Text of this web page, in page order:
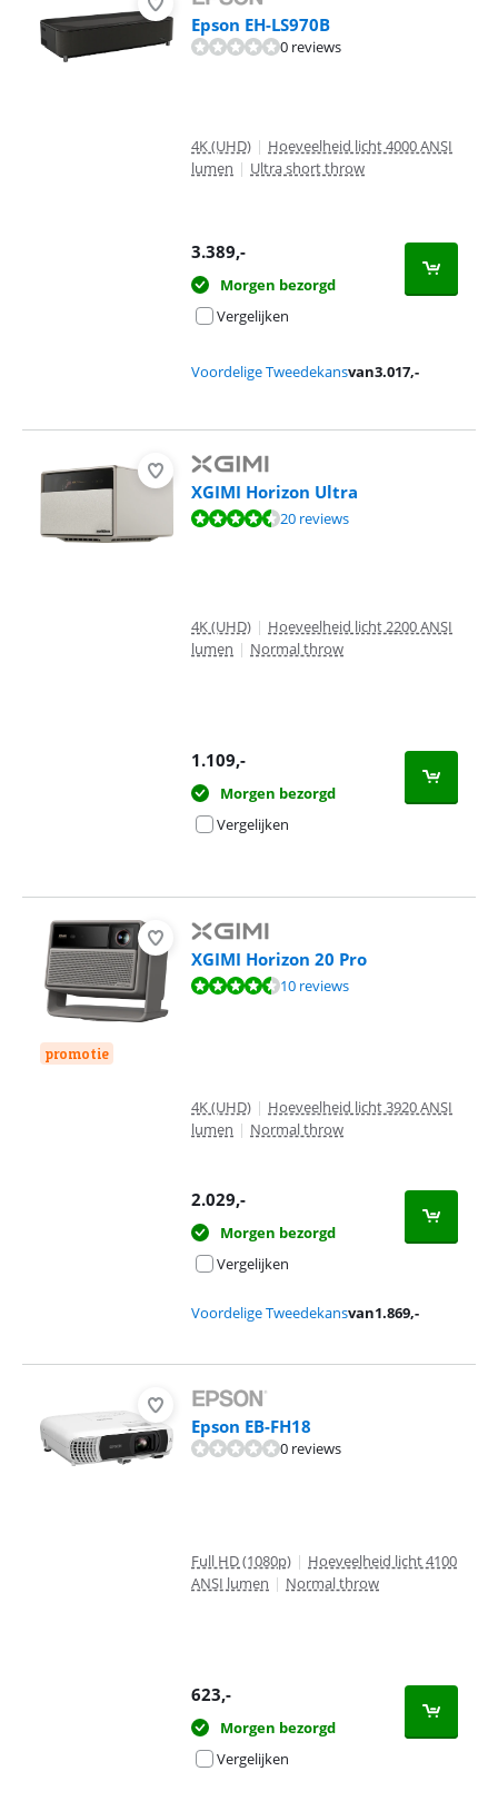
Epson EH-LS970B
0 reviews
4K (UHD) | Hoeveelheid licht 4000 ANSI
lumen | Ultra short throw
3.389,-
Morgen bezorgd
Vergelijken
Voordelige Tweedekansvan3.017,-
XGIMI Horizon Ultra
Beoordeling is 9,1 van de 10, gebaseerd op 20 reviews.
20 reviews
4K (UHD) | Hoeveelheid licht 2200 ANSI
lumen | Normal throw
1.109,-
Morgen bezorgd
Vergelijken
promotie
XGIMI Horizon 20 Pro
Beoordeling is 9,0 van de 10, gebaseerd op 10 reviews.
10 reviews
4K (UHD) | Hoeveelheid licht 3920 ANSI
lumen | Normal throw
2.029,-
Morgen bezorgd
Vergelijken
Voordelige Tweedekansvan1.869,-
Epson EB-FH18
0 reviews
Full HD (1080p) | Hoeveelheid licht 4100
ANSI lumen | Normal throw
623,-
Morgen bezorgd
Vergelijken